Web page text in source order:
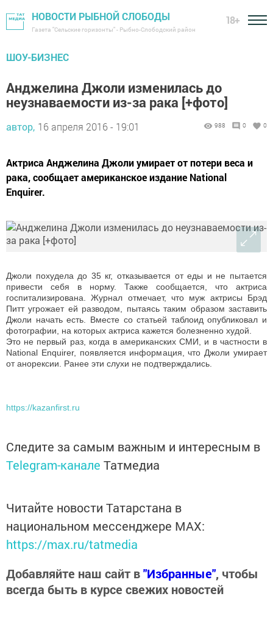
НОВОСТИ РЫБНОЙ СЛОБОДЫ
Газета "Сельские горизонты" - Рыбно-Слободский район
18+
ШОУ-БИЗНЕС
Анджелина Джоли изменилась до
неузнаваемости из-за рака [+фото]
автор, 16 апреля 2016 - 19:01 988 0 0
Актриса Анджелина Джоли умирает от потери веса и
рака, сообщает американское издание National
Enquirer.
Джоли похудела до 35 кг, отказывается от еды и не пытается
привести себя в норму. Также сообщается, что актриса
госпитализирована. Журнал отмечает, что муж актрисы Брэд
Питт угрожает ей разводом, пытаясь таким образом заставить
Джоли начать есть. Вместе со статьей таблоид опубликовал и
фотографии, на которых актриса кажется болезненно худой.
Это не первый раз, когда в американских СМИ, и в частности в
National Enquirer, появляется информация, что Джоли умирает
от анорексии. Ранее эти слухи не подтверждались.
https://kazanfirst.ru
Следите за самым важным и интересным в
Telegram-канале Татмедиа
Читайте новости Татарстана в
национальном мессенджере MАХ:
https://max.ru/tatmedia
Добавляйте наш сайт в"Избранные", чтобы
всегда быть в курсе свежих новостей